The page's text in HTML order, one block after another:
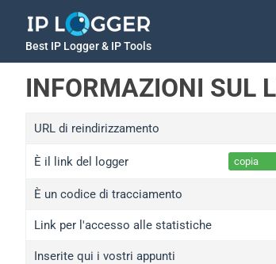
Best IP Logger & IP Tools
INFORMAZIONI SUL
URL di reindirizzamento
È il link del logger copia
È un codice di tracciamento
Link per l'accesso alle statistiche
Inserite qui i vostri appunti